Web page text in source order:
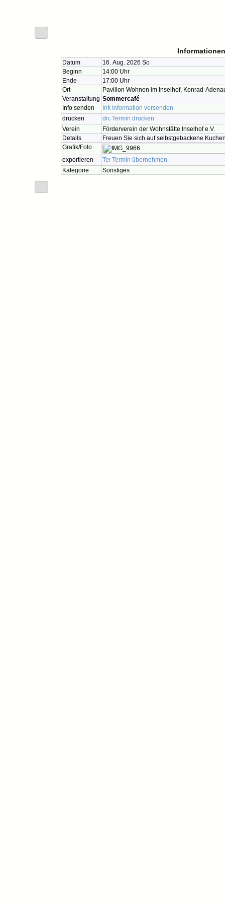
Datum
16. Aug. 2026 So
Beginn
14:00 Uhr
Ende
17:00 Uhr
Ort
Pavillon Wohnen im Inselhof, Konrad-
Veranstaltung Sommercafé
Info senden
Information versenden
drucken
Termin drucken
Verein
Förderverein der Wohnstätte Inselhof e.V.
Details
Freuen Sie sich auf selbstgebackene
Grafik/Foto
exportieren
Termin übernehmen
Kategorie
Sonstiges